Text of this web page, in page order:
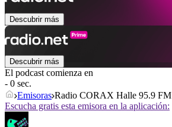
Descubrir más
Descubrir más
El podcast comienza en
- 0 sec.
Emisoras Radio CORAX Halle 95.9 FM
Escucha gratis esta emisora en la aplicación: